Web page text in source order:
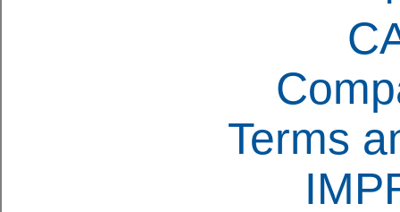
Terms